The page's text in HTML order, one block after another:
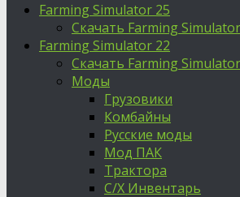
Farming Simulator 25
Скачать Farming
Farming Simulator 22
Скачать Farming
Моды
Грузовики
Комбайны
Русские моды
Мод ПАК
Трактора
С/Х Инвентарь